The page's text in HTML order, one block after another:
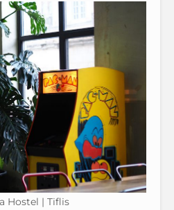
Hostel | Tiflis